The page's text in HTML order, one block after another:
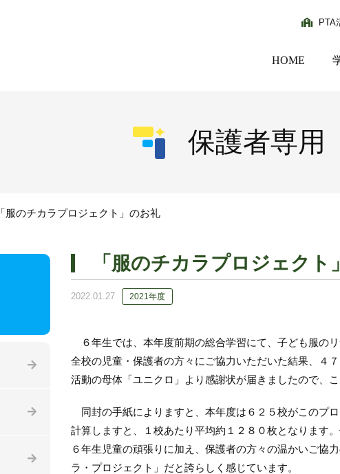
PTA
HOME
保護者専用
「服のチカラプロジェクト」のお礼
「服のチカラプロジェクト
2022.01.27 2021年度
６年生では、本年度前期の総合学習にて、子ども服の
全校の児童・保護者の方々にご協力いただいた結果、４
活動の母体「ユニクロ」より感謝状が届きましたので、
同封の手紙によりますと、本年度は６２５校がこのプ
計算しますと、１校あたり平均約１２８０枚となります
６年生児童の頑張りに加え、保護者の方々の温かいご協
ラ・プロジェクト」だと誇らしく感じています。